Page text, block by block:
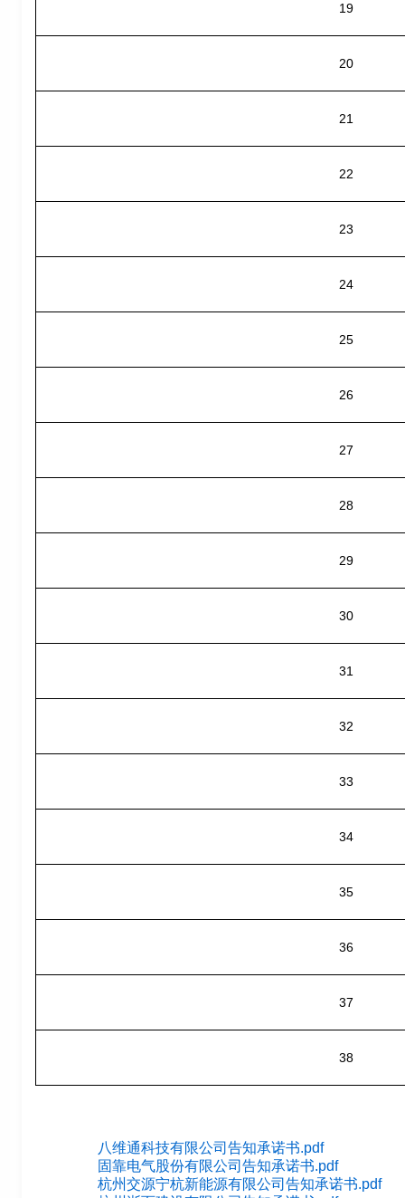
19
20
21
22
23
24
25
26
27
28
29
30
31
32
33
34
35
36
37
38
八维通科技有限公司告知承诺书.pdf
固靠电气股份有限公司告知承诺书.pdf
杭州交源宁杭新能源有限公司告知承诺书.pdf